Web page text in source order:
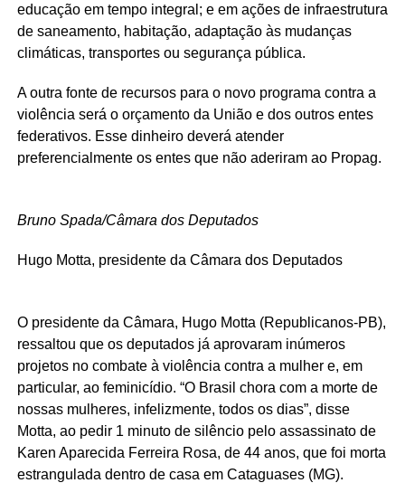
educação em tempo integral; e em ações de infraestrutura
de saneamento, habitação, adaptação às mudanças
climáticas, transportes ou segurança pública.
A outra fonte de recursos para o novo programa contra a
violência será o orçamento da União e dos outros entes
federativos. Esse dinheiro deverá atender
preferencialmente os entes que não aderiram ao Propag.
Bruno Spada/Câmara dos Deputados
Hugo Motta, presidente da Câmara dos Deputados
O presidente da Câmara, Hugo Motta (Republicanos-PB),
ressaltou que os deputados já aprovaram inúmeros
projetos no combate à violência contra a mulher e, em
particular, ao feminicídio. “O Brasil chora com a morte de
nossas mulheres, infelizmente, todos os dias”, disse
Motta, ao pedir 1 minuto de silêncio pelo assassinato de
Karen Aparecida Ferreira Rosa, de 44 anos, que foi morta
estrangulada dentro de casa em Cataguases (MG).